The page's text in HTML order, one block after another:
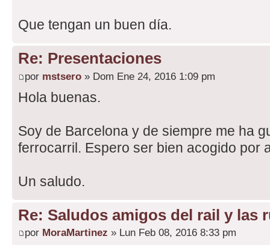
Que tengan un buen día.
Re: Presentaciones
por mstsero » Dom Ene 24, 2016 1:09 pm
Hola buenas.
Soy de Barcelona y de siempre me ha
ferrocarril. Espero ser bien acogido por
Un saludo.
Re: Saludos amigos del rail y las
por MoraMartinez » Lun Feb 08, 2016 8:33 pm